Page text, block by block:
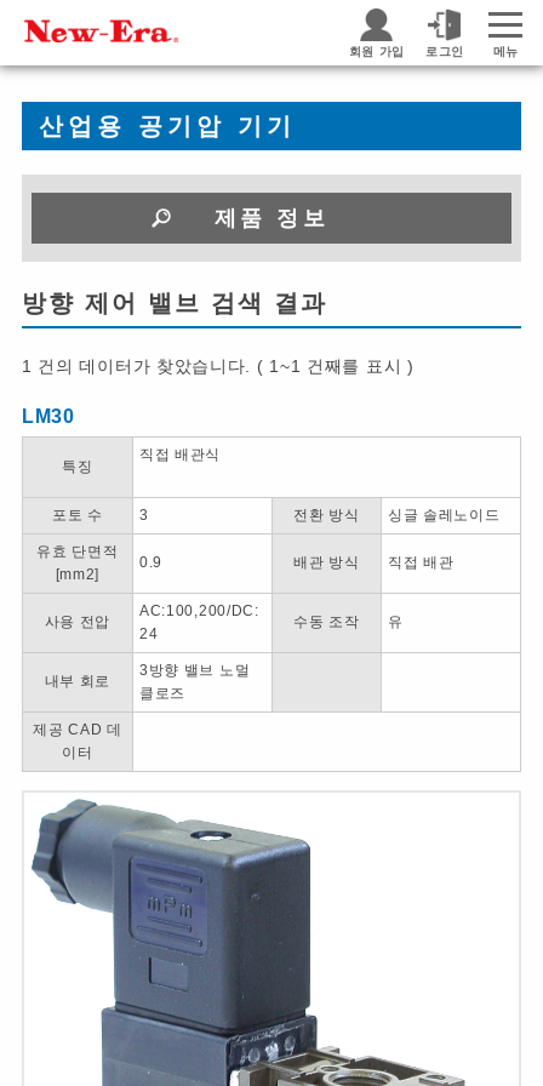
회원 가입 로그인 메뉴
산업용 공기압 기기
제품 정보
방향 제어 밸브 검색 결과
1 건의 데이터가 찾았습니다. ( 1~1 건째를 표시 )
LM30
특징
직접 배관식
포토 수 3 전환 방식 싱글 솔레노이드
유효 단면적
[mm2]
0.9 배관 방식 직접 배관
사용 전압
AC:100,200/DC:
24
수동 조작 유
내부 회로
3방향 밸브 노멀
클로즈
제공 CAD 데
이터